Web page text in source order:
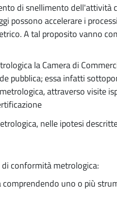
di snellimento dell'attività
possono accelerare i
A tal proposito vanno
la Camera di
pubblica; essa infatti
attraverso visite
nelle ipotesi
conformità metrologica:
uno o più